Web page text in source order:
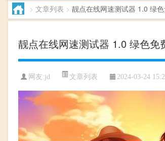
> 文章列表 > 靓点在线网速测试器 1.0 绿
靓点在线网速测试器 1.0 绿色免
网友:jd 文章列表 2024-03-24